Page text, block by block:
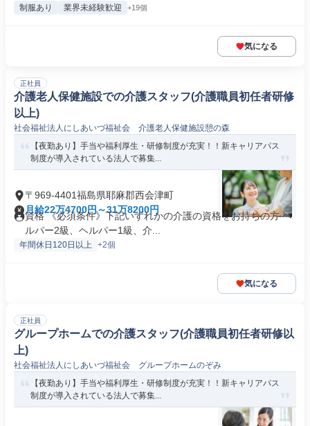
制服あり 業界未経験歓迎 +19個
気になる
正社員
介護老人保健施設での介護スタッフ(介護職員初任者研修
以上)
社会福祉法人にしあいづ福祉会 介護老人保健施設憩の森
【夜勤あり】手当や福利厚生・研修制度が充実！！新キャリアパス
制度が導入されている法人で募集...
〒969-4401福島県耶麻郡西会津町
月給22万4700円～31万8200円
資格 《必須条件》下記いずれかの介護の資格をお持ちの方 ヘ
ルパー2級、ヘルパー1級、介...
年間休日120日以上 +2個
気になる
正社員
グループホームでの介護スタッフ(介護職員初任者研修以
上)
社会福祉法人にしあいづ福祉会 グループホームのぞみ
【夜勤あり】手当や福利厚生・研修制度が充実！！新キャリアパス
制度が導入されている法人で募集...